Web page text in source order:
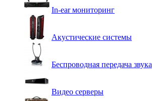
In-ear мониторинг
Акустические системы
Беспроводная передача звука
Видео серверы